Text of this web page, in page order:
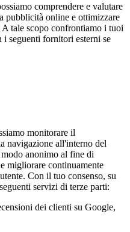
comprendere e valutare
pubblicità online e ottimizzare
tale scopo confrontiamo i tuoi
seguenti fornitori esterni se
monitorare il
navigazione all'interno del
anonimo al fine di
migliorare continuamente
Con il tuo consenso, su
servizi di terze parti:
dei clienti su Google,